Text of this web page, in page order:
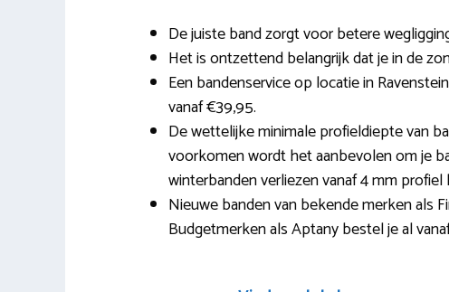
De juiste band zorgt voor betere
Het is ontzettend belangrijk dat je in de
Een bandenservice op locatie in
vanaf €39,95.
De wettelijke minimale profieldiepte van
voorkomen wordt het aanbevolen om je
winterbanden verliezen vanaf 4 mm
Nieuwe banden van bekende merken als
Budgetmerken als Aptany bestel je al